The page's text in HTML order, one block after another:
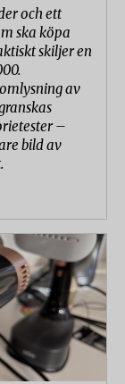
och ett
ska köpa
skiljer en
av
–
bild av